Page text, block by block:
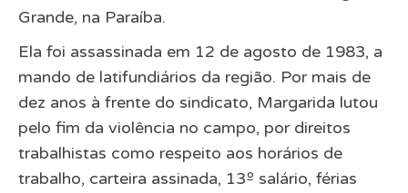
Grande, na Paraíba.
Ela foi assassinada em 12 de agosto de 1983, a
mando de latifundiários da região. Por mais de
dez anos à frente do sindicato, Margarida lutou
pelo fim da violência no campo, por direitos
trabalhistas como respeito aos horários de
trabalho, carteira assinada, 13º salário, férias